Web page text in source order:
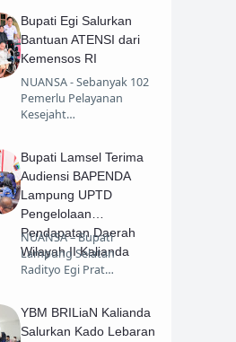
Bupati Egi Salurkan
Bantuan ATENSI dari
Kemensos RI
NUANSA - Sebanyak 102
Pemerlu Pelayanan
Kesejaht…
Bupati Lamsel Terima
Audiensi BAPENDA
Lampung UPTD
Pengelolaan
Pendapatan Daerah
Wilayah II Kalianda
NUANSA – Bupati
Lampung Selatan
Radityo Egi Prat…
YBM BRILiaN Kalianda
Salurkan Kado Lebaran